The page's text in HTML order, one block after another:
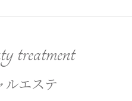
treatment
ルエステ